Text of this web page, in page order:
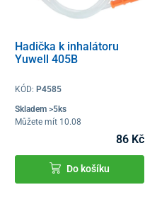
Hadička k inhalátoru
Yuwell 405B
KÓD: P4585
Skladem >5ks
Můžete mít 10.08
86 Kč
Do košíku